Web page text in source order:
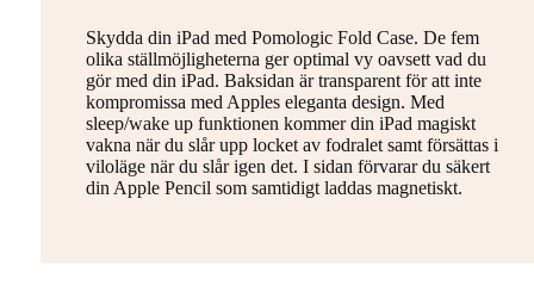
Skydda din iPad med Pomologic Fold Case. De fem
olika ställmöjligheterna ger optimal vy oavsett vad du
gör med din iPad. Baksidan är transparent för att inte
kompromissa med Apples eleganta design. Med
sleep/wake up funktionen kommer din iPad magiskt
vakna när du slår upp locket av fodralet samt försättas i
viloläge när du slår igen det. I sidan förvarar du säkert
din Apple Pencil som samtidigt laddas magnetiskt.